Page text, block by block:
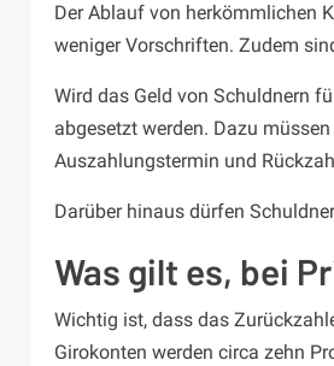
Der Ablauf von herkömmlichen
weniger Vorschriften. Zudem
Wird das Geld von Schuldnern
abgesetzt werden. Dazu
Auszahlungstermin und
Darüber hinaus dürfen
Was gilt es, bei
Wichtig ist, dass das
Girokonten werden circa zehn